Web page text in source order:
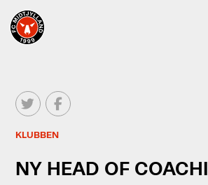
KLUBBEN
NY HEAD OF